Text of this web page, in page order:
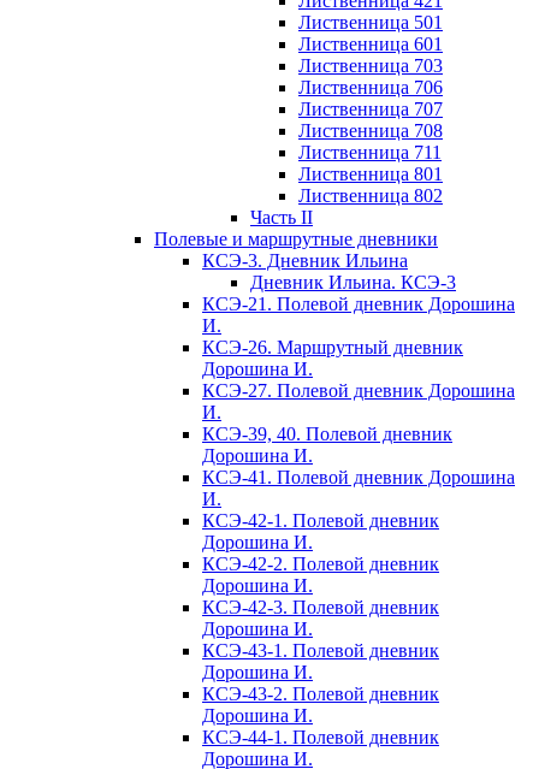
Лиственница 501
Лиственница 601
Лиственница 703
Лиственница 706
Лиственница 707
Лиственница 708
Лиственница 711
Лиственница 801
Лиственница 802
Часть II
Полевые и маршрутные дневники
КСЭ-3. Дневник Ильина
Дневник Ильина. КСЭ-3
КСЭ-21. Полевой дневник Дорошина
И.
КСЭ-26. Маршрутный дневник
Дорошина И.
КСЭ-27. Полевой дневник Дорошина
И.
КСЭ-39, 40. Полевой дневник
Дорошина И.
КСЭ-41. Полевой дневник Дорошина
И.
КСЭ-42-1. Полевой дневник
Дорошина И.
КСЭ-42-2. Полевой дневник
Дорошина И.
КСЭ-42-3. Полевой дневник
Дорошина И.
КСЭ-43-1. Полевой дневник
Дорошина И.
КСЭ-43-2. Полевой дневник
Дорошина И.
КСЭ-44-1. Полевой дневник
Дорошина И.